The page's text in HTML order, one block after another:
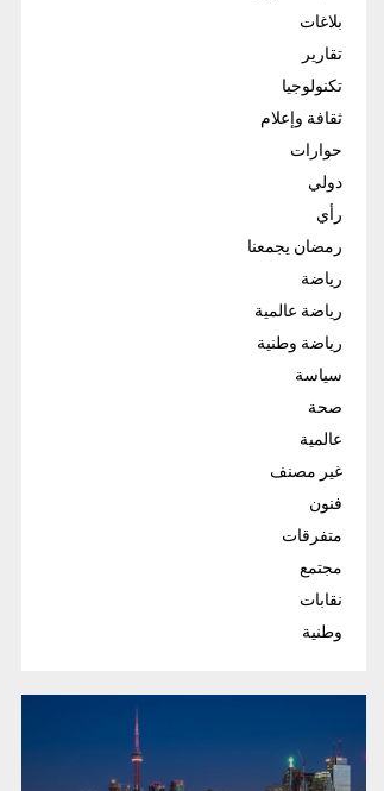
بلاغات
تقارير
تكنولوجيا
ثقافة وإعلام
حوارات
دولي
رأي
رمضان يجمعنا
رياضة
رياضة عالمية
رياضة وطنية
سياسة
صحة
عالمية
غير مصنف
فنون
متفرقات
مجتمع
نقابات
وطنية